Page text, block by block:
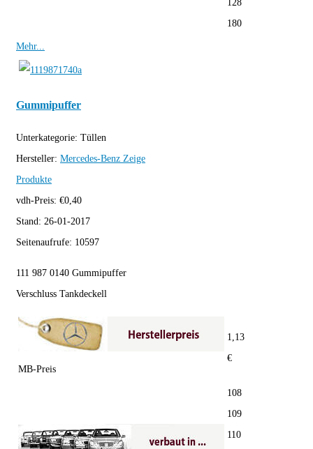
128
180
Mehr...
Gummipuffer
Unterkategorie: Tüllen
Hersteller: Mercedes-Benz Zeige
Produkte
vdh-Preis: €0,40
Stand: 26-01-2017
Seitenaufrufe: 10597
111 987 0140 Gummipuffer
Verschluss Tankdeckell
MB-Preis
1,13
€
108
109
110